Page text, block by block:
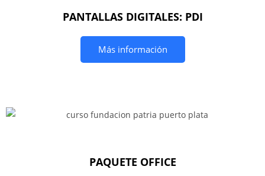
PANTALLAS DIGITALES: PDI
Más información
PAQUETE OFFICE